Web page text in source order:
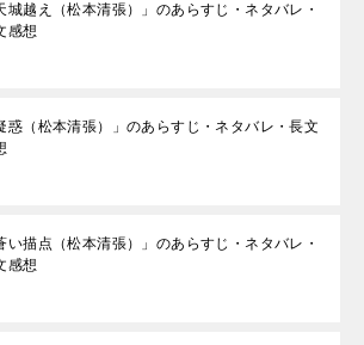
城越え（松本清張）」のあらすじ・ネタバレ・
感想
惑（松本清張）」のあらすじ・ネタバレ・長文
い描点（松本清張）」のあらすじ・ネタバレ・
感想